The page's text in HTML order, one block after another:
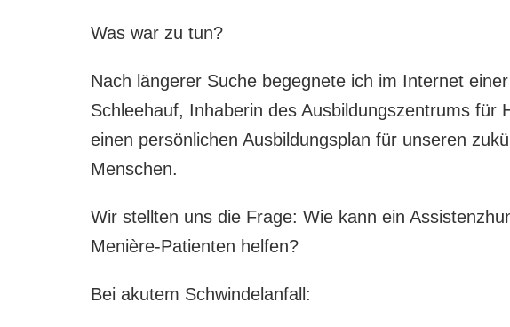
Was war zu tun?
Nach längerer Suche begegnete ich im Internet
Schleehauf, Inhaberin des Ausbildungszentrums
einen persönlichen Ausbildungsplan für unseren
Menschen.
Wir stellten uns die Frage: Wie kann ein
Menière-Patienten helfen?
Bei akutem Schwindelanfall: